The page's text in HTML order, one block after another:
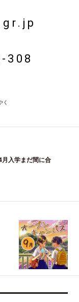
308
く
月入学まだ間に合